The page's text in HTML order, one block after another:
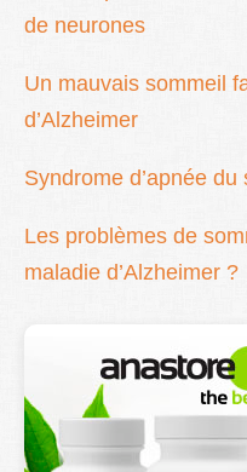
de neurones
Un mauvais sommeil
d’Alzheimer
Syndrome d’apnée du
Les problèmes de
maladie d’Alzheimer ?